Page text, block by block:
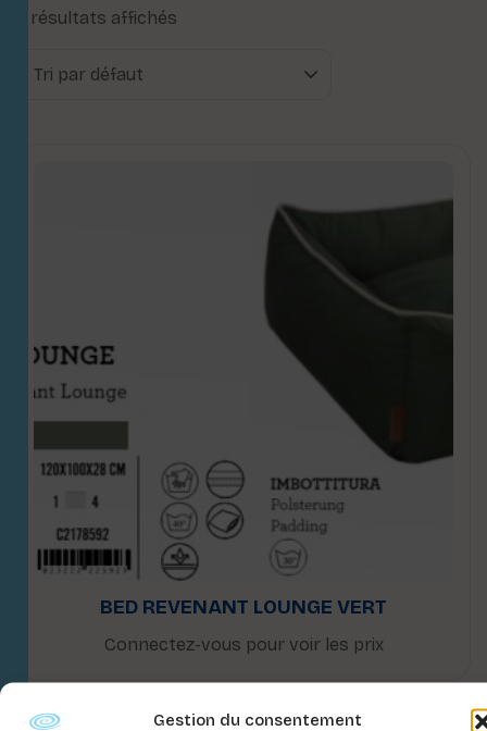
Gestion du consentement
2 résultats affichés
BED REVENANT LOUNGE VERT
Connectez-vous pour voir les prix